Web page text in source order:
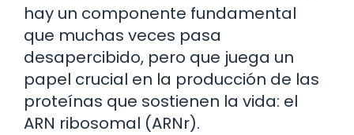
hay un componente fundamental
que muchas veces pasa
desapercibido, pero que juega un
papel crucial en la producción de las
proteínas que sostienen la vida: el
ARN ribosomal (ARNr).